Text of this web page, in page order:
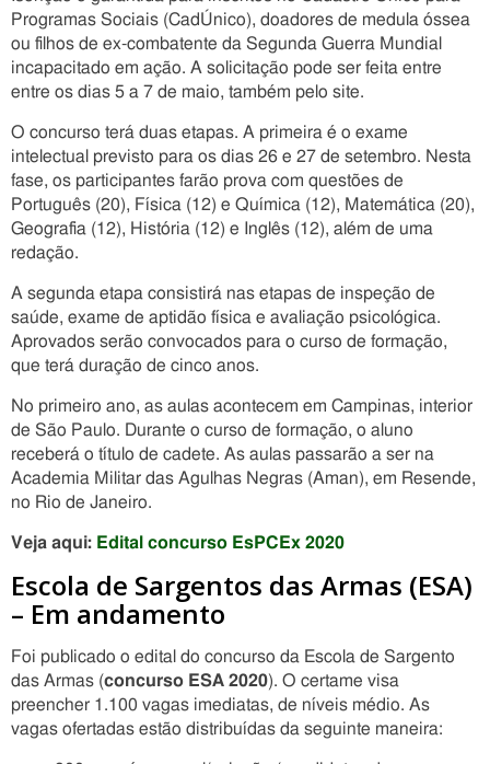
Programas Sociais (CadÚnico), doadores de medula óssea
ou filhos de ex-combatente da Segunda Guerra Mundial
incapacitado em ação. A solicitação pode ser feita entre
entre os dias 5 a 7 de maio, também pelo site.
O concurso terá duas etapas. A primeira é o exame
intelectual previsto para os dias 26 e 27 de setembro. Nesta
fase, os participantes farão prova com questões de
Português (20), Física (12) e Química (12), Matemática (20),
Geografia (12), História (12) e Inglês (12), além de uma
redação.
A segunda etapa consistirá nas etapas de inspeção de
saúde, exame de aptidão física e avaliação psicológica.
Aprovados serão convocados para o curso de formação,
que terá duração de cinco anos.
No primeiro ano, as aulas acontecem em Campinas, interior
de São Paulo. Durante o curso de formação, o aluno
receberá o título de cadete. As aulas passarão a ser na
Academia Militar das Agulhas Negras (Aman), em Resende,
no Rio de Janeiro.
Veja aqui: Edital concurso EsPCEx 2020
Escola de Sargentos das Armas (ESA)
– Em andamento
Foi publicado o edital do concurso da Escola de Sargento
das Armas (concurso ESA 2020). O certame visa
preencher 1.100 vagas imediatas, de níveis médio. As
vagas ofertadas estão distribuídas da seguinte maneira: